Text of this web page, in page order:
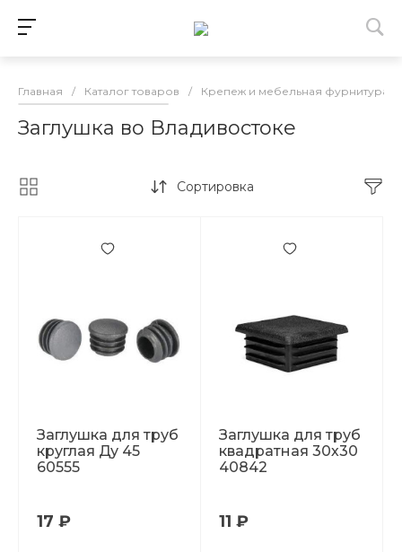
Главная / Каталог товаров / Крепеж и мебельная фурнитура
Заглушка во Владивостоке
Сортировка
Заглушка для труб
круглая Ду 45
60555
17 ₽
Заглушка для труб
квадратная 30х30
40842
11 ₽